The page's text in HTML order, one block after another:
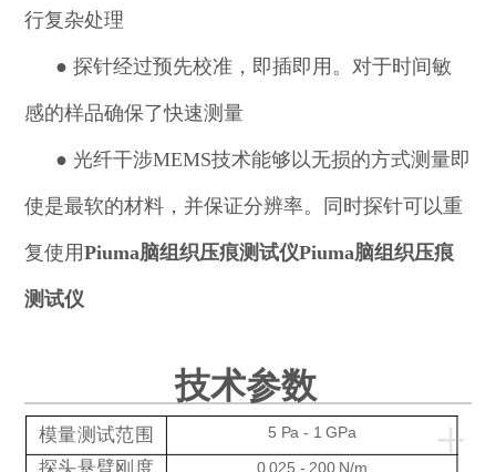
行复杂处理
●探针经过预先校准，即插即用。对于时间敏
感的样品确保了快速测量
●光纤干涉MEMS技术能够以无损的方式测量即
使是最软的材料，并保证分辨率。同时探针可以重
复使用Piuma脑组织压痕测试仪Piuma脑组织压痕
测试仪
技术参数
+
模量测试范围 5 Pa - 1 GPa
0.025 - 200 N/m